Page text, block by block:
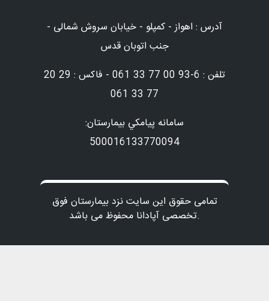
آدرس : اهواز - کمپلو - خیابان سروش شمالی -
جنب اتوبان قدس
تلفن : 6-93 00 77 33 061 - فاکس : 29 20
77 33 061
سامانه پيامكي بيمارستان:
500016133770094
تمامی حقوق این سایت نزد بیمارستان فوق
تخصصی آپادانا محفوظ می باشد.